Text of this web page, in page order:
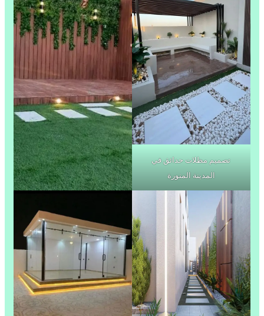
تصميم مظلات حدائق في
المدينة المنورة